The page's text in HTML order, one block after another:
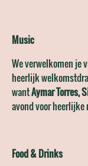
Music
We verwelkomen je
heerlijk
wantAymar Torres,
avond voor heerlijke
Food & Drinks